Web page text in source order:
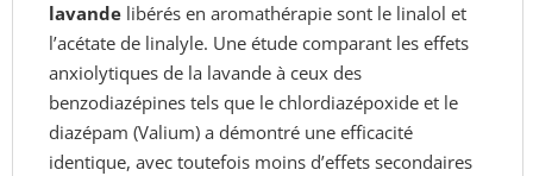
lavande libérés en aromathérapie sont le linalol et
l’acétate de linalyle. Une étude comparant les effets
anxiolytiques de la lavande à ceux des
benzodiazépines tels que le chlordiazépoxide et le
diazépam (Valium) a démontré une efficacité
identique, avec toutefois moins d’effets secondaires